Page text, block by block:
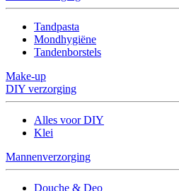
Tandpasta
Mondhygiëne
Tandenborstels
Make-up
DIY verzorging
Alles voor DIY
Klei
Mannenverzorging
Douche & Deo